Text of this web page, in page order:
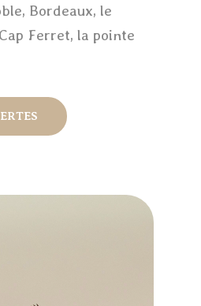
Bordeaux, le
Ferret, la pointe